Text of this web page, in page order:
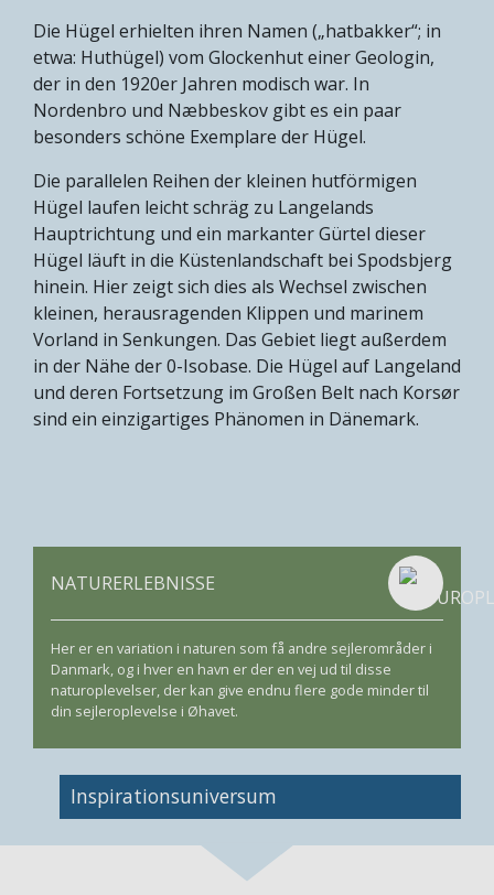
Die Hügel erhielten ihren Namen („hatbakker“; in
etwa: Huthügel) vom Glockenhut einer Geologin,
der in den 1920er Jahren modisch war. In
Nordenbro und Næbbeskov gibt es ein paar
besonders schöne Exemplare der Hügel.
Die parallelen Reihen der kleinen hutförmigen
Hügel laufen leicht schräg zu Langelands
Hauptrichtung und ein markanter Gürtel dieser
Hügel läuft in die Küstenlandschaft bei Spodsbjerg
hinein. Hier zeigt sich dies als Wechsel zwischen
kleinen, herausragenden Klippen und marinem
Vorland in Senkungen. Das Gebiet liegt außerdem
in der Nähe der 0-Isobase. Die Hügel auf Langeland
und deren Fortsetzung im Großen Belt nach Korsør
sind ein einzigartiges Phänomen in Dänemark.
NATURERLEBNISSE
Her er en variation i naturen som få andre sejlerområder i
Danmark, og i hver en havn er der en vej ud til disse
naturoplevelser, der kan give endnu flere gode minder til
din sejleroplevelse i Øhavet.
Inspirationsuniversum